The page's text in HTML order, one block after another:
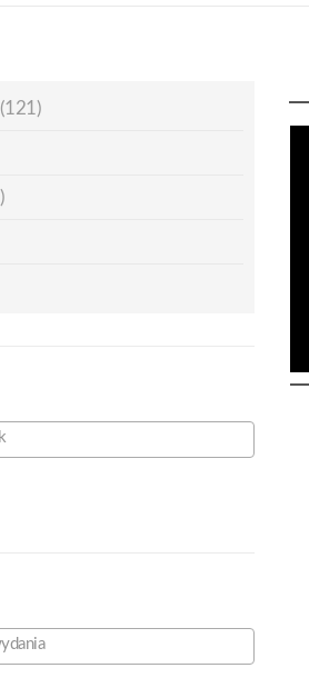
(121)